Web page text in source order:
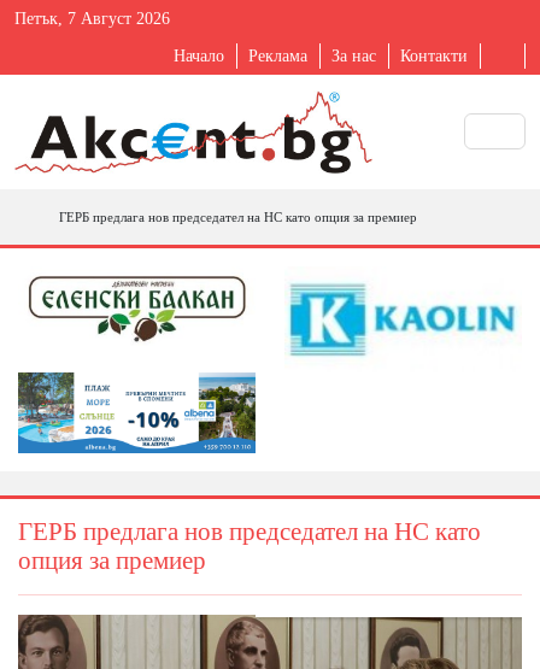
Петък, 7 Август 2026
Начало Реклама За нас Контакти
ГЕРБ предлага нов председател на НС като опция за премиер
ГЕРБ предлага нов председател на НС като
опция за премиер